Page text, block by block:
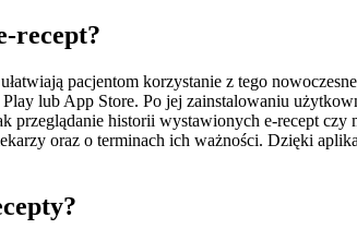
recept?
pacjentom korzystanie z tego
lub App Store. Po jej zainstalowaniu
przeglądanie historii wystawionych e-recept
oraz o terminach ich ważności. Dzięki